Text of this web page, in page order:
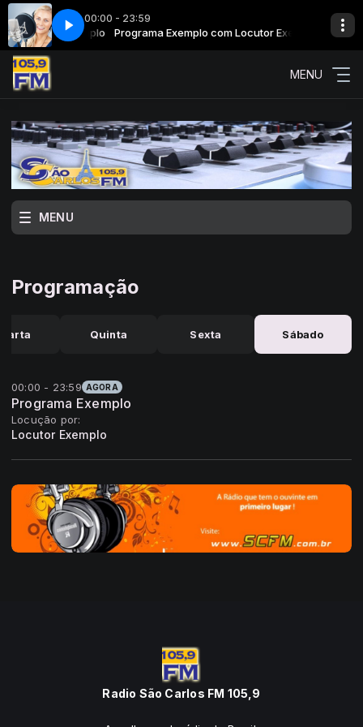
00:00 - 23:59
Locutor Exemplo Programa Exemplo com Locutor Exemplo
MENU
MENU
Programação
Quinta Sexta Sábado
00:00 - 23:59 AGORA
Programa Exemplo
Locução por:
Locutor Exemplo
Radio São Carlos FM 105,9